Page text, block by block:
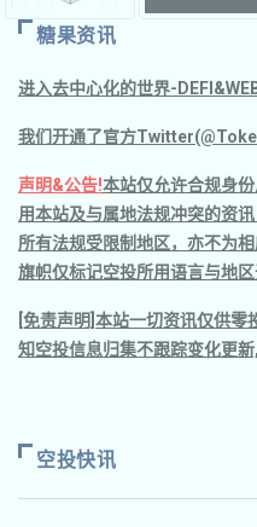
糖果资讯
进入去中心化的世界-
我们开通了官方
声明&公告!本站仅允许合规身
用本站及与属地法规冲突的资
所有法规受限制地区，亦不为
旗帜仅标记空投所用语言与地区
[免责声明]本站一切资讯仅供
知空投信息归集不跟踪变化更
空投快讯